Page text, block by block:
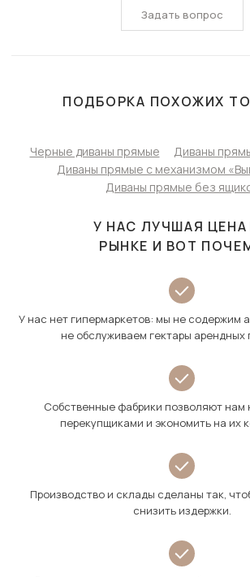
Задать вопрос
ПОДБОРКА ПОХОЖИХ
Черные диваны прямые
Диваны
Диваны прямые с механизмом
Диваны прямые без
У НАС ЛУЧШАЯ ЦЕНА
РЫНКЕ И ВОТ
У нас нет гипермаркетов: мы не содержим
не обслуживаем гектары арендных
Собственные фабрики позволяют нам
перекупщиками и экономить на их
Производство и склады сделаны так,
снизить издержки.